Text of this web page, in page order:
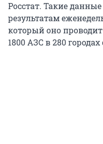
Росстат. Такие
результатам
который оно проводит
1800 АЗС в 280